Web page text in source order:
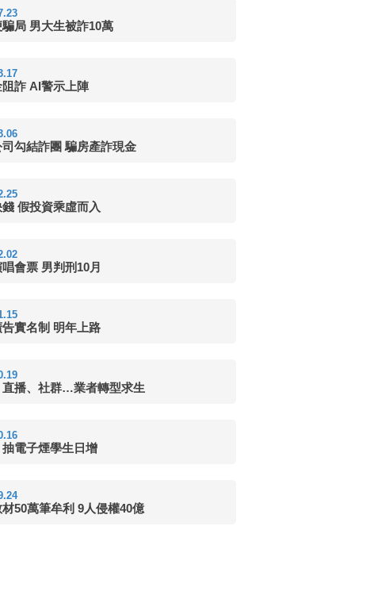
局 男大生被詐10萬
詐 AI警示上陣
勾結詐團 騙房產詐現金
假投資乘虛而入
會票 男判刑10月
實名制 明年上路
直播、社群…業者轉型求生
電子煙學生日增
50萬筆牟利 9人侵權40億